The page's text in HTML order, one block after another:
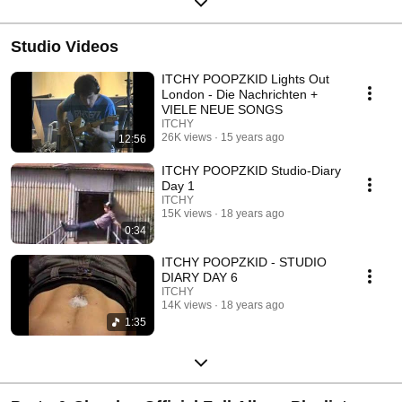
Studio Videos
12:56
ITCHY POOPZKID Lights Out
London - Die Nachrichten +
VIELE NEUE SONGS
ITCHY
26K views
15 years ago
0:34
ITCHY POOPZKID Studio-Diary
Day 1
ITCHY
15K views
18 years ago
1:35
ITCHY POOPZKID - STUDIO
DIARY DAY 6
ITCHY
14K views
18 years ago